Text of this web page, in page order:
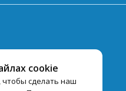
cookie
сделать наш